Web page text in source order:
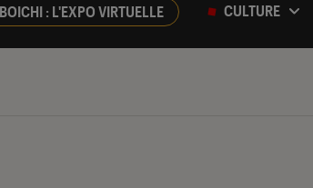
BOICHI : L'EXPO VIRTUELLE CULTURE